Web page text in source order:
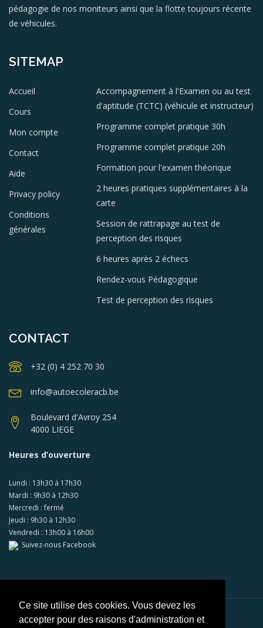
Ce site utilise des cookies. Vous devez les
accepter pour des raisons d'administration et
pédagogie de nos moniteurs ainsi que la flotte toujours récente
de véhicules.
SITEMAP
Accueil
Cours
Mon compte
Contact
Aide
Privacy policy
Conditions
générales
Accompagnement à l'Examen ou au test
d'aptitude (TCTC) (véhicule et instructeur)
Programme complet pratique 30h
Programme complet pratique 20h
Formation pour l'examen théorique
2 heures pratiques supplémentaires à la
carte
Session de rattrapage au test de
perception des risques
6 heures après 2 échecs
Rendez-vous Pédagogique
Test de perception des risques
CONTACT
+32 (0) 4 252 70 30
info@autoecoleracb.be
Boulevard d'Avroy 254
4000 LIEGE
Heures d’ouverture
Lundi : 13h30 à 17h30
Mardi : 9h30 à 12h30
Mercredi : fermé
Jeudi : 9h30 à 12h30
Vendredi : 13h00 à 16h00
Suivez-nous Facebook
Paiements sécurisés viaMollie